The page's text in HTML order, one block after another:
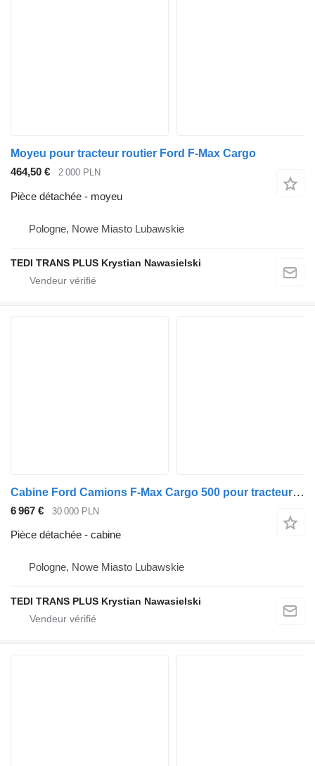
Moyeu pour tracteur routier Ford F-Max Cargo
464,50 €
2 000 PLN
Pièce détachée - moyeu
Pologne, Nowe Miasto Lubawskie
TEDI TRANS PLUS Krystian Nawasielski
Cabine Ford Camions F-Max Cargo 500 pour tracteur routier Ford F-Max Trucks Cargo 500
6 967 € 30 000 PLN
Pièce détachée - cabine
Pologne, Nowe Miasto Lubawskie
TEDI TRANS PLUS Krystian Nawasielski